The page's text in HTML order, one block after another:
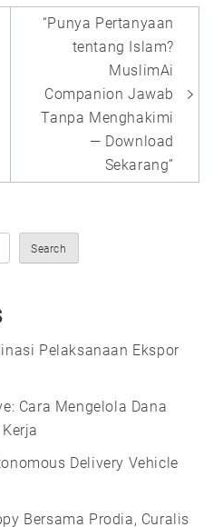
“Punya Pertanyaan
tentang Islam?
MuslimAi
Companion Jawab
Tanpa Menghakimi
— Download
Sekarang”
Search
Pelaksanaan Ekspor
Cara Mengelola Dana
Delivery Vehicle
Bersama Prodia, Curalis